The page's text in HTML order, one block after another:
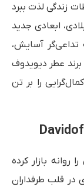
زندگی لذت ببرد
به دنیای عطرسازی در دهه ۸۰ میلادی، ابعادی جدید
تداعی‌گر آسایش،
عطر دیویدوف
را بر تن
بازار کرده
در قلب طرفداران